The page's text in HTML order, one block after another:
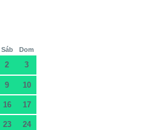
Sáb Dom
2 3
9 10
16 17
23 24